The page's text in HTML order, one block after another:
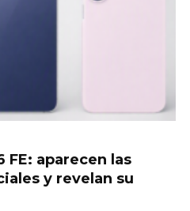
FE: aparecen las
y revelan su